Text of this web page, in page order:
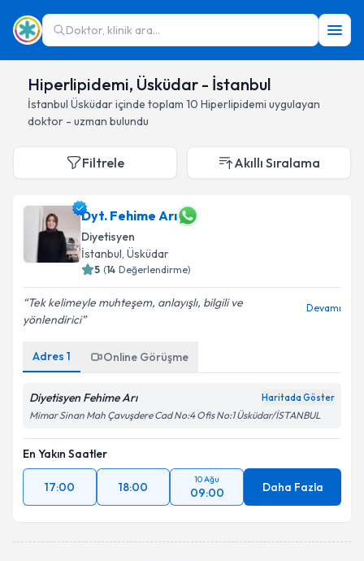
Doktor, klinik ara...
Hiperlipidemi, Üsküdar - İstanbul
İstanbul Üsküdariçinde toplam 10 Hiperlipidemi uygulayan
doktor - uzman bulundu
Filtrele Akıllı Sıralama
Dyt. Fehime Arı
Diyetisyen
İstanbul, Üsküdar
5 (14 Değerlendirme)
Tek kelimeyle muhteşem, anlayışlı, bilgili ve
yönlendirici
Devamı
Adres 1 Online Görüşme
Diyetisyen Fehime Arı Haritada Göster
Mimar Sinan Mah Çavuşdere Cad No:4 Ofis No:1 Üsküdar/İSTANBUL
En Yakın Saatler
17:00 18:00
10 Ağu
09:00 Daha Fazla